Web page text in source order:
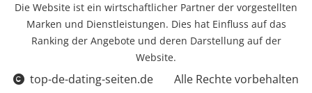
Die Website ist ein wirtschaftlicher Partner der vorgestellten
Marken und Dienstleistungen. Dies hat Einfluss auf das
Ranking der Angebote und deren Darstellung auf der
Website.
top-de-dating-seiten.de
Alle Rechte vorbehalten